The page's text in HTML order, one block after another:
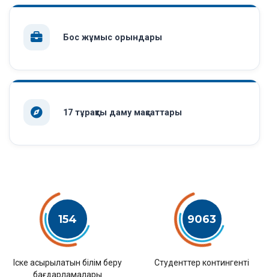
Бос жұмыс орындары
17 тұрақты даму мақсаттары
154
Іске асырылатын білім беру
бағдарламалары
9063
Студенттер контингенті